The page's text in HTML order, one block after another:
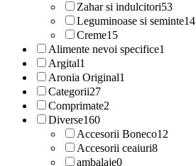
Zahar si indulcitori53
Leguminoase si seminte14
Creme15
Alimente nevoi specifice1
Argital1
Aronia Original1
Categorii27
Comprimate2
Diverse160
Accesorii Boneco12
Accesorii ceaiuri8
ambalaje0